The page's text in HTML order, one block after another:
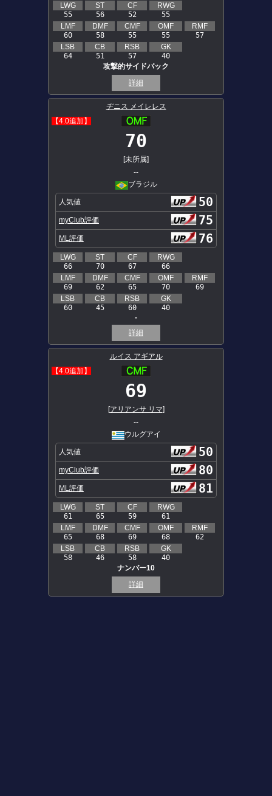
LWG
55
ST
56
CF
52
RWG
55
LMF
60
DMF
58
CMF
55
OMF
55
RMF
57
LSB
64
CB
51
RSB
57
GK
40
攻撃的サイドバック
詳細
ヂニス メイレレス
【4.0追加】
70
[未所属]
--
ブラジル
人気値 50
myClub評価 75
ML評価 76
LWG
66
ST
70
CF
67
RWG
66
LMF
69
DMF
62
CMF
65
OMF
70
RMF
69
LSB
60
CB
45
RSB
60
GK
40
-
詳細
ルイス アギアル
【4.0追加】
69
[アリアンサ リマ]
--
ウルグアイ
人気値 50
myClub評価 80
ML評価 81
LWG
61
ST
65
CF
59
RWG
61
LMF
65
DMF
68
CMF
69
OMF
68
RMF
62
LSB
58
CB
46
RSB
58
GK
40
ナンバー10
詳細